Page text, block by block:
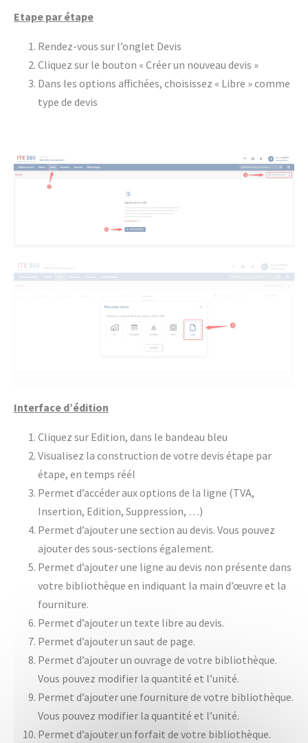
Etape par étape
Rendez-vous sur l’onglet Devis
Cliquez sur le bouton « Créer un nouveau devis »
Dans les options affichées, choisissez « Libre » comme
type de devis
Interface d’édition
Cliquez sur Edition, dans le bandeau bleu
Visualisez la construction de votre devis étape par
étape, en temps réél
Permet d’accéder aux options de la ligne (TVA,
Insertion, Edition, Suppression, …)
Permet d’ajouter une section au devis. Vous pouvez
ajouter des sous-sections également.
Permet d’ajouter une ligne au devis non présente dans
votre bibliothèque en indiquant la main d’œuvre et la
fourniture.
Permet d’ajouter un texte libre au devis.
Permet d’ajouter un saut de page.
Permet d’ajouter un ouvrage de votre bibliothèque.
Vous pouvez modifier la quantité et l’unité.
Permet d’ajouter une fourniture de votre bibliothèque.
Vous pouvez modifier la quantité et l’unité.
Permet d’ajouter un forfait de votre bibliothèque.